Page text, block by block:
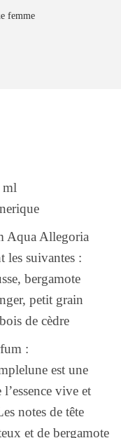
femme
ml
Aqua Allegoria
les suivantes :
bergamote
petit grain
de cèdre
:
est une
vive et
notes de tête
et de bergamote